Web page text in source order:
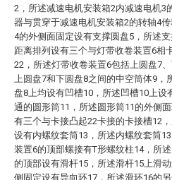
2，所述减速电机安装箱2内减速电机3
器与贯穿于减速电机安装箱2的转轴4
4的外侧面固定设有支撑圆盘5，所述
距离排列设有三个与灯带收卷装置6相
22，所述灯带收卷装置6包括上圆盘7
上圆盘7和下圆盘8之间的中空筒体9，
盘8上均设有凹槽10，所述凹槽10上设
通的圆形筒11，所述圆形筒11的外侧
有三个与卡接凸起22卡接的卡接槽12
设有内螺纹套筒13，所述内螺纹套筒
装置6的顶部螺接有T形螺纹柱14，所
的顶部设有滑杆15，所述滑杆15上滑
侧固定设有导向环17，所述滑环16的